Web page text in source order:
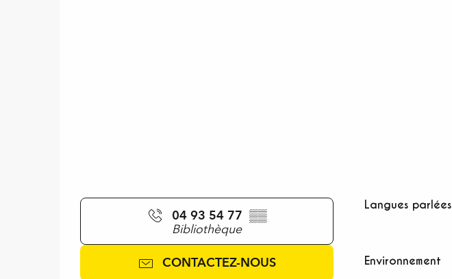
04 93 54 77 ▒▒
Bibliothèque
CONTACTEZ-NOUS
Langues parlées
Langues parlées
Environnement
Environnement